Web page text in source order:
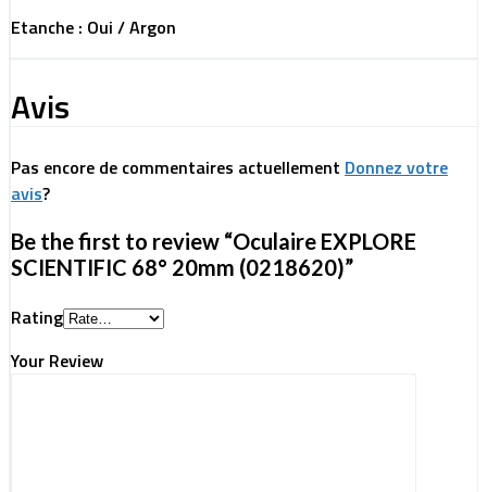
Etanche : Oui / Argon
Avis
Pas encore de commentaires actuellement Donnez votre
avis?
Be the first to review “Oculaire EXPLORE
SCIENTIFIC 68° 20mm (0218620)”
Rating
Your Review